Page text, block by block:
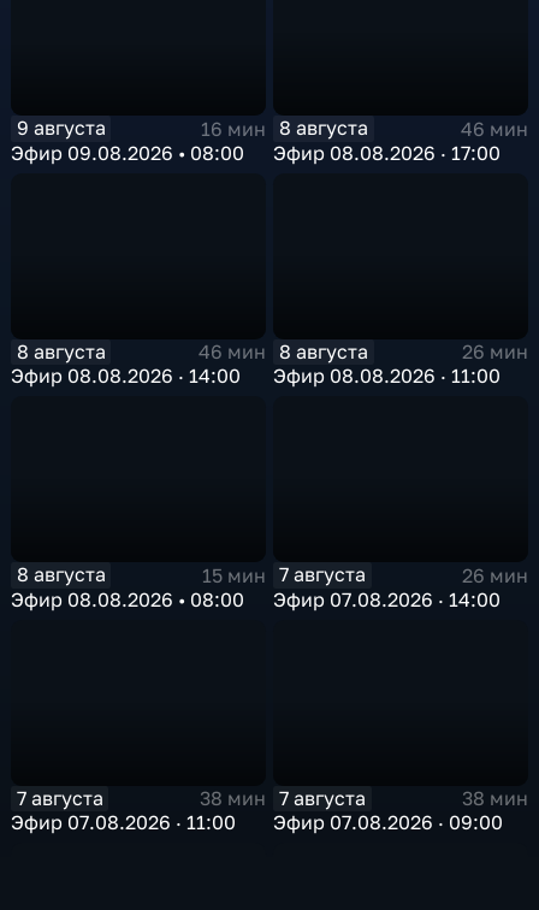
9 августа
16 мин
Эфир 09.08.2026 • 08:00
8 августа
46 мин
Эфир 08.08.2026 · 17:00
8 августа
46 мин
Эфир 08.08.2026 · 14:00
8 августа
26 мин
Эфир 08.08.2026 · 11:00
8 августа
15 мин
Эфир 08.08.2026 • 08:00
7 августа
26 мин
Эфир 07.08.2026 · 14:00
7 августа
38 мин
Эфир 07.08.2026 · 11:00
7 августа
38 мин
Эфир 07.08.2026 · 09:00